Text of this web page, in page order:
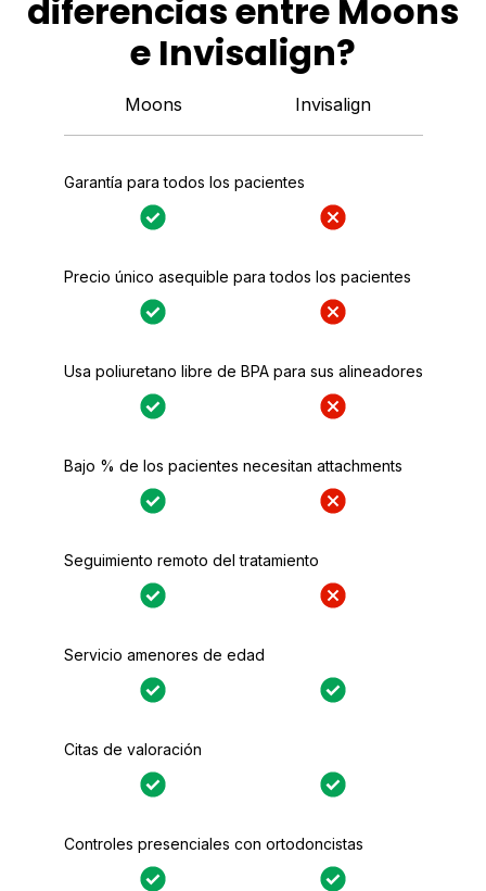
diferencias entre Moons
e Invisalign?
Moons Invisalign
Garantía para todos los pacientes
Precio único asequible para todos los pacientes
Usa poliuretano libre de BPA para sus alineadores
Bajo % de los pacientes necesitan attachments
Seguimiento remoto del tratamiento
Servicio amenores de edad
Citas de valoración
Controles presenciales con ortodoncistas